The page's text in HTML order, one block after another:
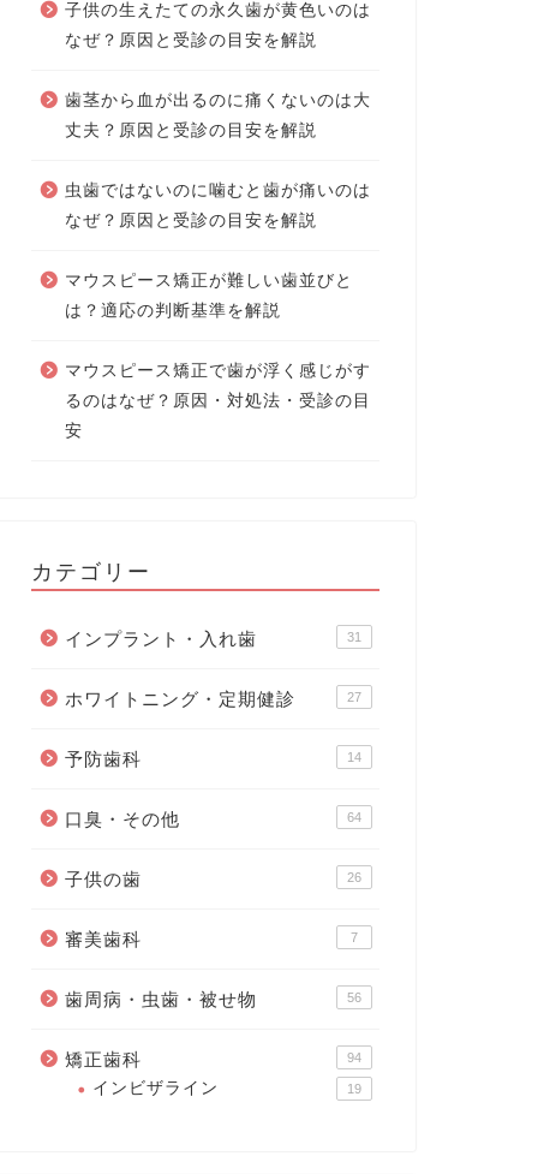
子供の生えたての永久歯が黄色いのは
なぜ？原因と受診の目安を解説
歯茎から血が出るのに痛くないのは大
丈夫？原因と受診の目安を解説
虫歯ではないのに噛むと歯が痛いのは
なぜ？原因と受診の目安を解説
マウスピース矯正が難しい歯並びと
は？適応の判断基準を解説
マウスピース矯正で歯が浮く感じがす
るのはなぜ？原因・対処法・受診の目
安
カテゴリー
インプラント・入れ歯 31
ホワイトニング・定期健診 27
予防歯科 14
口臭・その他 64
子供の歯 26
審美歯科 7
歯周病・虫歯・被せ物 56
矯正歯科 94
インビザライン 19